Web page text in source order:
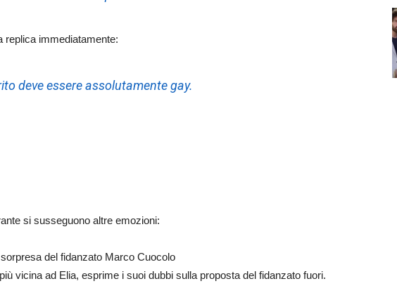
replica immediatamente:
deve essere assolutamente gay.
si susseguono altre emozioni:
del fidanzato Marco Cuocolo
vicina ad Elia, esprime i suoi dubbi sulla proposta del fidanzato fuori.